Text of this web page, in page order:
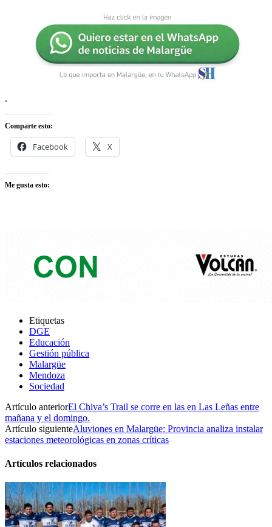
.
Comparte esto:
Facebook X
Me gusta esto:
Etiquetas
DGE
Educación
Gestión pública
Malargüe
Mendoza
Sociedad
Artículo anteriorEl Chiva’s Trail se corre en las en Las Leñas entre
mañana y el domingo.
Artículo siguienteAluviones en Malargüe: Provincia analiza instalar
estaciones meteorológicas en zonas críticas
Artículos relacionados